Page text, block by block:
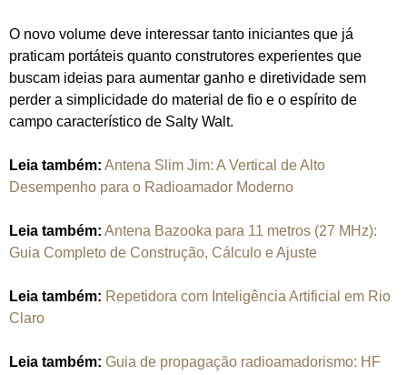
O novo volume deve interessar tanto iniciantes que já
praticam portáteis quanto construtores experientes que
buscam ideias para aumentar ganho e diretividade sem
perder a simplicidade do material de fio e o espírito de
campo característico de Salty Walt.
Leia também: Antena Slim Jim: A Vertical de Alto
Desempenho para o Radioamador Moderno
Leia também: Antena Bazooka para 11 metros (27 MHz):
Guia Completo de Construção, Cálculo e Ajuste
Leia também: Repetidora com Inteligência Artificial em Rio
Claro
Leia também: Guia de propagação radioamadorismo: HF